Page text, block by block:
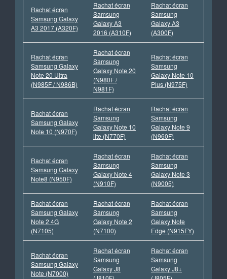
Rachat écran
Samsung Galaxy
A3 2017 (A320F)
Rachat écran
Samsung
Galaxy A3
2016 (A310F)
Rachat écran
Samsung
Galaxy A3
(A300F)
Rachat écran
Samsung Galaxy
Note 20 Ultra
(N985F / N986B)
Rachat écran
Samsung
Galaxy Note 20
(N980F /
N981F)
Rachat écran
Samsung
Galaxy Note 10
Plus (N975F)
Rachat écran
Samsung Galaxy
Note 10 (N970F)
Rachat écran
Samsung
Galaxy Note 10
lite (N770F)
Rachat écran
Samsung
Galaxy Note 9
(N960F)
Rachat écran
Samsung Galaxy
Note8 (N950F)
Rachat écran
Samsung
Galaxy Note 4
(N910F)
Rachat écran
Samsung
Galaxy Note 3
(N9005)
Rachat écran
Samsung Galaxy
Note 2 4G
(N7105)
Rachat écran
Samsung
Galaxy Note 2
(N7100)
Rachat écran
Samsung
Galaxy Note
Edge (N915FY)
Rachat écran
Samsung Galaxy
Note (N7000)
Rachat écran
Samsung
Galaxy J8
Rachat écran
Samsung
Galaxy J8+